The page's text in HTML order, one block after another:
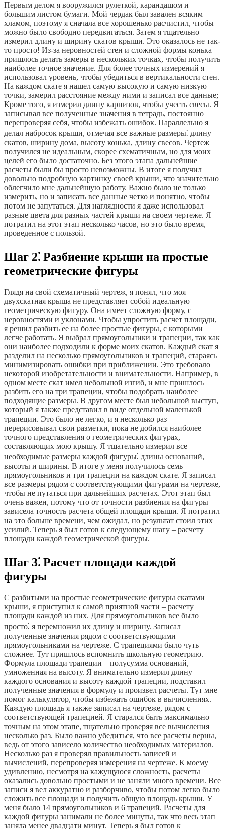
Первым делом я вооружился рулеткой, карандашом и
большим листом бумаги. Мой чердак был завален всяким
хламом, поэтому я сначала все хорошенько расчистил, чтобы
можно было свободно передвигаться. Затем я тщательно
измерил длину и ширину скатов крыши. Это оказалось не так-
то просто! Из-за неровностей стен и сложной формы конька
пришлось делать замеры в нескольких точках, чтобы получить
наиболее точное значение. Для более точных измерений я
использовал уровень, чтобы убедиться в вертикальности стен.
На каждом скате я нашел самую высокую и самую низкую
точки, замерил расстояние между ними и записал все данные;
Кроме того, я измерил длину карнизов, чтобы учесть свесы. Я
записывал все полученные значения в тетрадь, постоянно
перепроверяя себя, чтобы избежать ошибок. Параллельно я
делал набросок крыши, отмечая все важные размеры⁚ длину
скатов, ширину дома, высоту конька, длину свесов. Чертеж
получился не идеальным, скорее схематичным, но для моих
целей его было достаточно. Без этого этапа дальнейшие
расчеты были бы просто невозможны. В итоге я получил
довольно подробную картинку своей крыши, что значительно
облегчило мне дальнейшую работу. Важно было не только
измерить, но и записать все данные четко и понятно, чтобы
потом не запутаться. Для наглядности я даже использовал
разные цвета для разных частей крыши на своем чертеже. Я
потратил на этот этап несколько часов, но это было время,
проведенное с пользой.
Шаг 2⁚ Разбиение крыши на простые
геометрические фигуры
Глядя на свой схематичный чертеж, я понял, что моя
двухскатная крыша не представляет собой идеальную
геометрическую фигуру. Она имеет сложную форму, с
неровностями и уклонами. Чтобы упростить расчет площади,
я решил разбить ее на более простые фигуры, с которыми
легче работать. Я выбрал прямоугольники и трапеции, так как
они наиболее подходили к форме моих скатов. Каждый скат я
разделил на несколько прямоугольников и трапеций, стараясь
минимизировать ошибки при приближении. Это требовало
некоторой изобретательности и внимательности. Например, в
одном месте скат имел небольшой изгиб, и мне пришлось
разбить его на три трапеции, чтобы подобрать наиболее
подходящие размеры. В другом месте был небольшой выступ,
который я также представил в виде отдельной маленькой
трапеции. Это было не легко, и я несколько раз
перерисовывал свои разметки, пока не добился наиболее
точного представления о геометрических фигурах,
составляющих мою крышу. Я тщательно измерил все
необходимые размеры каждой фигуры⁚ длины оснований,
высоты и ширины. В итоге у меня получилось семь
прямоугольников и три трапеции на каждом скате. Я записал
все размеры рядом с соответствующими фигурами на чертеже,
чтобы не путаться при дальнейших расчетах. Этот этап был
очень важен, потому что от точности разбиения на фигуры
зависела точность расчета общей площади крыши. Я потратил
на это больше времени, чем ожидал, но результат стоил этих
усилий. Теперь я был готов к следующему шагу – расчету
площади каждой геометрической фигуры.
Шаг 3⁚ Расчет площади каждой
фигуры
С разбитыми на простые геометрические фигуры скатами
крыши, я приступил к самой приятной части – расчету
площади каждой из них. Для прямоугольников все было
просто⁚ я перемножил их длину и ширину. Записал
полученные значения рядом с соответствующими
прямоугольниками на чертеже. С трапециями было чуть
сложнее. Тут пришлось вспомнить школьную геометрию.
Формула площади трапеции – полусумма оснований,
умноженная на высоту. Я внимательно измерил длину
каждого основания и высоту каждой трапеции, подставил
полученные значения в формулу и произвел расчеты. Тут мне
помог калькулятор, чтобы избежать ошибок в вычислениях.
Каждую площадь я также записал на чертеже, рядом с
соответствующей трапецией. Я старался быть максимально
точным на этом этапе, тщательно проверяя все вычисления
несколько раз. Было важно убедиться, что все расчеты верны,
ведь от этого зависело количество необходимых материалов.
Несколько раз я проверял правильность записей и
вычислений, перепроверяя измерения на чертеже. К моему
удивлению, несмотря на кажущуюся сложность, расчеты
оказались довольно простыми и не заняли много времени. Все
записи я вел аккуратно и разборчиво, чтобы потом легко было
сложить все площади и получить общую площадь крыши. У
меня было 14 прямоугольников и 6 трапеций. Расчеты для
каждой фигуры занимали не более минуты, так что весь этап
заняла менее двадцати минут. Теперь я был готов к